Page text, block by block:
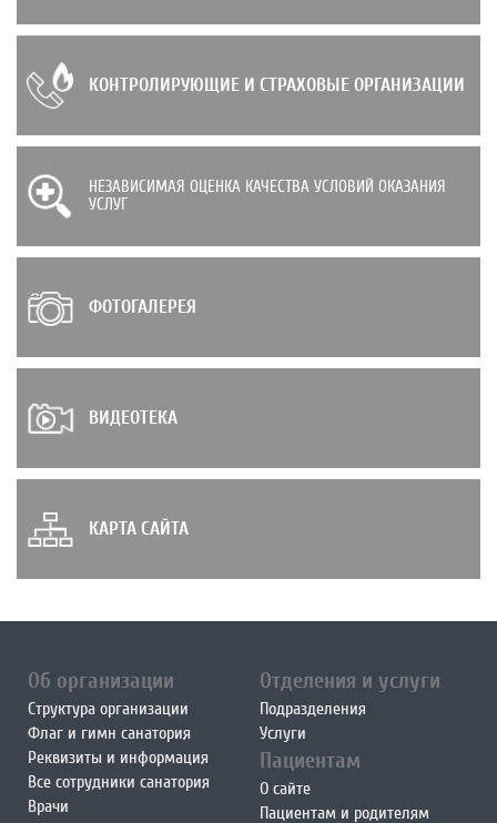
КОНТРОЛИРУЮЩИЕ И СТРАХОВЫЕ ОРГАНИЗАЦИИ
НЕЗАВИСИМАЯ ОЦЕНКА КАЧЕСТВА УСЛОВИЙ ОКАЗАНИЯ
УСЛУГ
ФОТОГАЛЕРЕЯ
ВИДЕОТЕКА
КАРТА САЙТА
Об организации
Структура организации
Флаг и гимн санатория
Реквизиты и информация
Все сотрудники санатория
Врачи
Отделения и услуги
Подразделения
Услуги
Пациентам
О сайте
Пациентам и родителям